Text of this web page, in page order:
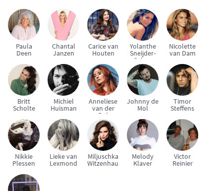
Paula
Deen
Chantal
Janzen
Carice van
Houten
Yolanthe
Sneijder-
Cabau
Nicolette
van Dam
Britt
Scholte
Michiel
Huisman
Anneliese
van der
Pol
Johnny de
Mol
Timor
Steffens
Nikkie
Plessen
Lieke van
Lexmond
Miljuschka
Witzenhausen
Melody
Klaver
Victor
Reinier